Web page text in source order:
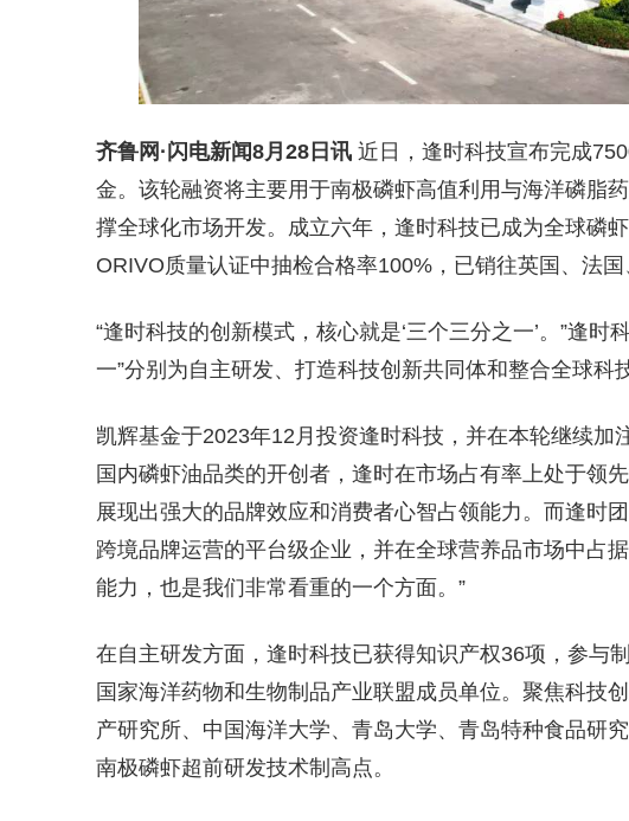
齐鲁网 ·闪电新闻8月28日讯近日，逢时科技宣布完成
金。该轮融资将主要用于南极磷虾高值利用与海洋磷脂
撑全球化市场开发。成立六年，逢时科技已成为全球磷
ORIVO质量认证中抽检合格率100%，已销往英国、法
“逢时科技的创新模式，核心就是‘三个三分之一’。”逢
一”分别为自主研发、打造科技创新共同体和整合全球科
凯辉基金于2023年12月投资逢时科技，并在本轮继续加
国内磷虾油品类的开创者，逢时在市场占有率上处于领
展现出强大的品牌效应和消费者心智占领能力。而逢时
跨境品牌运营的平台级企业，并在全球营养品市场中占
能力，也是我们非常看重的一个方面。”
在自主研发方面，逢时科技已获得知识产权36项，参与
国家海洋药物和生物制品产业联盟成员单位。聚焦科技
产研究所、中国海洋大学、青岛大学、青岛特种食品研
南极磷虾超前研发技术制高点。